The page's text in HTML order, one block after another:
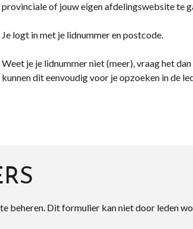
provinciale of jouw eigen afdelingswebsite te
Je logt in met je lidnummer en postcode.
Weet je je lidnummer niet (meer), vraag het
kunnen dit eenvoudig voor je opzoeken in de
beheren. Dit formulier kan niet door leden